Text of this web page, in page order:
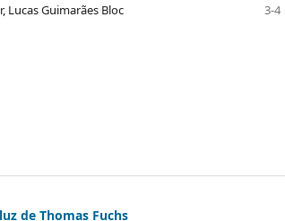
Lucas Guimarães Bloc
3-4
de Thomas Fuchs